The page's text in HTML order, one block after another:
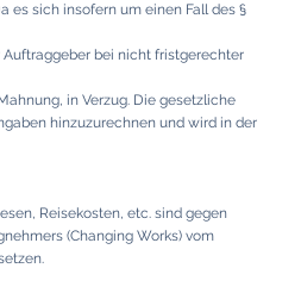
es sich insofern um einen Fall des §
Auftraggeber bei nicht fristgerechter
in Verzug. Die gesetzliche
hinzuzurechnen und wird in der
Reisekosten, etc. sind gegen
(Changing Works) vom